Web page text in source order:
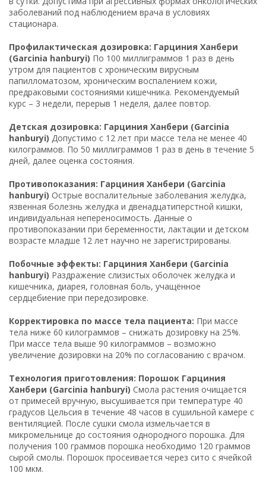
заболеваний под наблюдением врача в условиях
стационара.
Профилактическая дозировка: Гарциния Ханбери
(Garcinia hanburyi) По 100 миллиграммов 1 раз в день
утром для пациентов с хроническим вирусным
папилломатозом, хроническим воспалением кожи,
предраковыми состояниями кишечника. Рекомендуемый
курс – 3 недели, перерыв 1 неделя, далее повтор.
Детская дозировка: Гарциния Ханбери (Garcinia
hanburyi) Допустимо с 12 лет при массе тела не менее 40
килограммов. По 50 миллиграммов 1 раз в день в течение 5
дней, далее оценка состояния.
Противопоказания: Гарциния Ханбери (Garcinia
hanburyi) Острые воспалительные заболевания желудка,
язвенная болезнь желудка и двенадцатиперстной кишки,
индивидуальная непереносимость. Данные о
противопоказании при беременности, лактации и детском
возрасте младше 12 лет научно не зарегистрированы.
Побочные эффекты: Гарциния Ханбери (Garcinia
hanburyi) Раздражение слизистых оболочек желудка и
кишечника, диарея, головная боль, учащённое
сердцебиение при передозировке.
Корректировка по массе тела пациента: При массе
тела ниже 60 килограммов – снижать дозировку на 25%.
При массе тела выше 90 килограммов – возможно
увеличение дозировки на 20% по согласованию с врачом.
Технология приготовления: Порошок Гарциния
Ханбери (Garcinia hanburyi) Смола растения очищается
от примесей вручную, высушивается при температуре 40
градусов Цельсия в течение 48 часов в сушильной камере с
вентиляцией. После сушки смола измельчается в
микромельнице до состояния однородного порошка. Для
получения 100 граммов порошка необходимо 120 граммов
сырой смолы. Порошок просеивается через сито с ячейкой
100 мкм.